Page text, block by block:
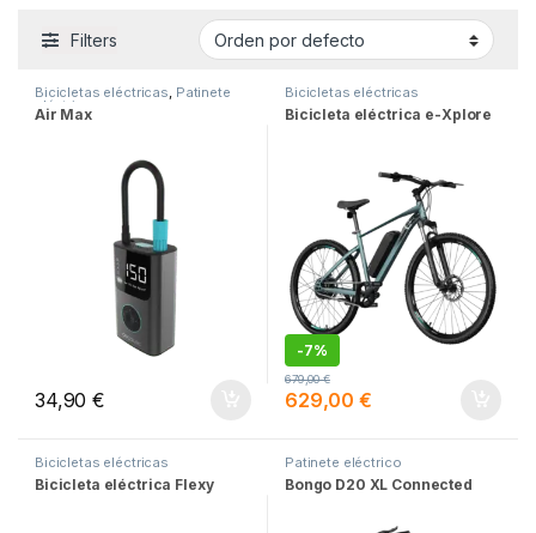
Filters
Bicicletas eléctricas, Patinete
eléctrico
Air Max
34,90€
Bicicletas eléctricas
Bicicleta eléctrica e-Xplore
-7%
629,00€
679,00€
Bicicletas eléctricas
Bicicleta eléctrica Flexy
Patinete eléctrico
Bongo D20 XL Connected